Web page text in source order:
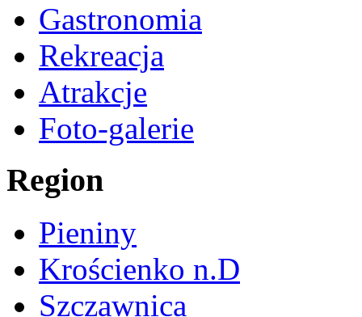
Gastronomia
Rekreacja
Atrakcje
Foto-galerie
Region
Pieniny
Krościenko n.D
Szczawnica